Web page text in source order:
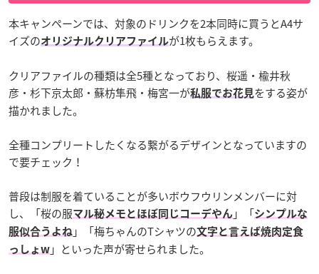
本キャンペーンでは、対象のドリンクを2本同時に買うとA4サ
イズのオリジナルクリアファイルが1枚もらえます。
クリアファイルの種類は全5種となっており、桜遥・楡井秋
彦・杉下京太郎・蘇枋隼飛・梅宮一が私服でお花見をする姿が
描かれました。
全種コンプリートしたくなる繋がるデザインとなっていますの
で要チェック！
普段は制服を着ていることが多いボウフウリンメンバーに対
し、「桜の服マル秘メモとほぼ同じコーデやん 」「シンプルな
服似合うよね 」「梅ちゃんのTシャツの文字と言えば焼肉定食
っしょw 」といった声が寄せられました。